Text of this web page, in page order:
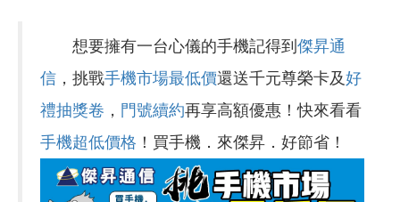
想要擁有一台心儀的手機記得到 傑昇通
信 ，挑戰手機市場最低價還送千元尊榮卡及好
禮抽獎卷 ， 門號續約再享高額優惠！快來看看
手機超低價格 ！買手機．來傑昇．好節省！